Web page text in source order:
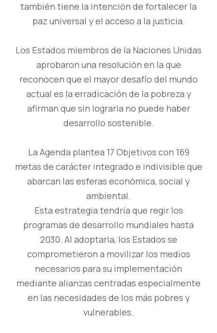
también tiene la intención de fortalecer la
paz universal y el acceso a la justicia.
Los Estados miembros de la Naciones Unidas
aprobaron una resolución en la que
reconocen que el mayor desafío del mundo
actual es la erradicación de la pobreza y
afirman que sin lograrla no puede haber
desarrollo sostenible.
La Agenda plantea 17 Objetivos con 169
metas de carácter integrado e indivisible que
abarcan las esferas económica, social y
ambiental.
Esta estrategia tendría que regir los
programas de desarrollo mundiales hasta
2030. Al adoptarla, los Estados se
comprometieron a movilizar los medios
necesarios para su implementación
mediante alianzas centradas especialmente
en las necesidades de los más pobres y
vulnerables.